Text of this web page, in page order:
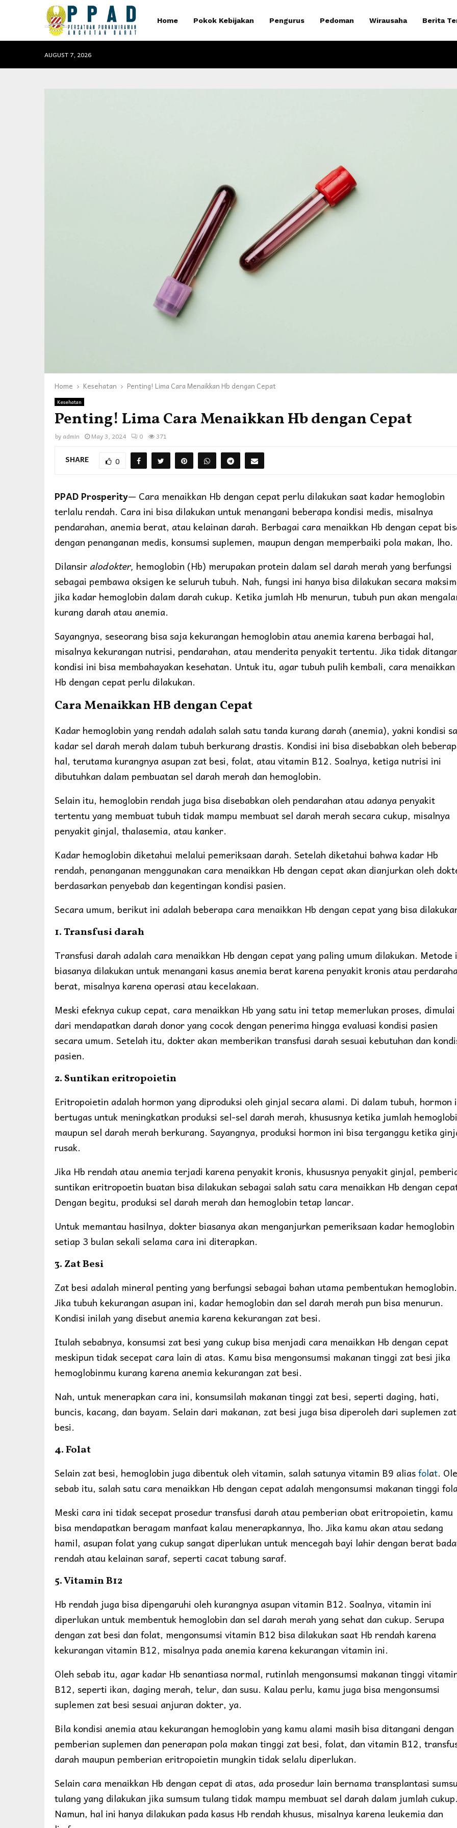
Home Pokok Kebijakan Pengurus Pedoman Wirausaha Berita
AUGUST 7, 2026
Home Kesehatan Penting! Lima Cara Menaikkan Hb dengan Cepat
Kesehatan
Penting! Lima Cara Menaikkan Hb dengan Cepat
by admin May 3, 2024 0 371
SHARE 0
PPAD Prosperity— Cara menaikkan Hb dengan cepat perlu dilakukan saat kadar hemoglobin
terlalu rendah. Cara ini bisa dilakukan untuk menangani beberapa kondisi medis, misalnya
pendarahan, anemia berat, atau kelainan darah. Berbagai cara menaikkan Hb dengan cepat
dengan penanganan medis, konsumsi suplemen, maupun dengan memperbaiki pola makan, lho.
Dilansir alodokter, hemoglobin (Hb) merupakan protein dalam sel darah merah yang berfungsi
sebagai pembawa oksigen ke seluruh tubuh. Nah, fungsi ini hanya bisa dilakukan secara
jika kadar hemoglobin dalam darah cukup. Ketika jumlah Hb menurun, tubuh pun akan
kurang darah atau anemia.
Sayangnya, seseorang bisa saja kekurangan hemoglobin atau anemia karena berbagai hal,
misalnya kekurangan nutrisi, pendarahan, atau menderita penyakit tertentu. Jika tidak
kondisi ini bisa membahayakan kesehatan. Untuk itu, agar tubuh pulih kembali, cara menaikkan
Hb dengan cepat perlu dilakukan.
Cara Menaikkan HB dengan Cepat
Kadar hemoglobin yang rendah adalah salah satu tanda kurang darah (anemia), yakni kondisi
kadar sel darah merah dalam tubuh berkurang drastis. Kondisi ini bisa disebabkan oleh
hal, terutama kurangnya asupan zat besi, folat, atau vitamin B12. Soalnya, ketiga nutrisi ini
dibutuhkan dalam pembuatan sel darah merah dan hemoglobin.
Selain itu, hemoglobin rendah juga bisa disebabkan oleh pendarahan atau adanya penyakit
tertentu yang membuat tubuh tidak mampu membuat sel darah merah secara cukup, misalnya
penyakit ginjal, thalasemia, atau kanker.
Kadar hemoglobin diketahui melalui pemeriksaan darah. Setelah diketahui bahwa kadar Hb
rendah, penanganan menggunakan cara menaikkan Hb dengan cepat akan dianjurkan oleh
berdasarkan penyebab dan kegentingan kondisi pasien.
Secara umum, berikut ini adalah beberapa cara menaikkan Hb dengan cepat yang bisa
1. Transfusi darah
Transfusi darah adalah cara menaikkan Hb dengan cepat yang paling umum dilakukan. Metode
biasanya dilakukan untuk menangani kasus anemia berat karena penyakit kronis atau
berat, misalnya karena operasi atau kecelakaan.
Meski efeknya cukup cepat, cara menaikkan Hb yang satu ini tetap memerlukan proses, dimulai
dari mendapatkan darah donor yang cocok dengan penerima hingga evaluasi kondisi pasien
secara umum. Setelah itu, dokter akan memberikan transfusi darah sesuai kebutuhan dan
pasien.
2. Suntikan eritropoietin
Eritropoietin adalah hormon yang diproduksi oleh ginjal secara alami. Di dalam tubuh, hormon
bertugas untuk meningkatkan produksi sel-sel darah merah, khususnya ketika jumlah
maupun sel darah merah berkurang. Sayangnya, produksi hormon ini bisa terganggu ketika
rusak.
Jika Hb rendah atau anemia terjadi karena penyakit kronis, khususnya penyakit ginjal,
suntikan eritropoetin buatan bisa dilakukan sebagai salah satu cara menaikkan Hb dengan
Dengan begitu, produksi sel darah merah dan hemoglobin tetap lancar.
Untuk memantau hasilnya, dokter biasanya akan menganjurkan pemeriksaan kadar hemoglobin
setiap 3 bulan sekali selama cara ini diterapkan.
3. Zat Besi
Zat besi adalah mineral penting yang berfungsi sebagai bahan utama pembentukan hemoglobin.
Jika tubuh kekurangan asupan ini, kadar hemoglobin dan sel darah merah pun bisa menurun.
Kondisi inilah yang disebut anemia karena kekurangan zat besi.
Itulah sebabnya, konsumsi zat besi yang cukup bisa menjadi cara menaikkan Hb dengan cepat
meskipun tidak secepat cara lain di atas. Kamu bisa mengonsumsi makanan tinggi zat besi jika
hemoglobinmu kurang karena anemia kekurangan zat besi.
Nah, untuk menerapkan cara ini, konsumsilah makanan tinggi zat besi, seperti daging, hati,
buncis, kacang, dan bayam. Selain dari makanan, zat besi juga bisa diperoleh dari suplemen zat
besi.
4. Folat
Selain zat besi, hemoglobin juga dibentuk oleh vitamin, salah satunya vitamin B9 aliasfolat.
sebab itu, salah satu cara menaikkan Hb dengan cepat adalah mengonsumsi makanan tinggi
Meski cara ini tidak secepat prosedur transfusi darah atau pemberian obat eritropoietin, kamu
bisa mendapatkan beragam manfaat kalau menerapkannya, lho. Jika kamu akan atau sedang
hamil, asupan folat yang cukup sangat diperlukan untuk mencegah bayi lahir dengan berat
rendah atau kelainan saraf, seperti cacat tabung saraf.
5. Vitamin B12
Hb rendah juga bisa dipengaruhi oleh kurangnya asupan vitamin B12. Soalnya, vitamin ini
diperlukan untuk membentuk hemoglobin dan sel darah merah yang sehat dan cukup. Serupa
dengan zat besi dan folat, mengonsumsi vitamin B12 bisa dilakukan saat Hb rendah karena
kekurangan vitamin B12, misalnya pada anemia karena kekurangan vitamin ini.
Oleh sebab itu, agar kadar Hb senantiasa normal, rutinlah mengonsumsi makanan tinggi
B12, seperti ikan, daging merah, telur, dan susu. Kalau perlu, kamu juga bisa mengonsumsi
suplemen zat besi sesuai anjuran dokter, ya.
Bila kondisi anemia atau kekurangan hemoglobin yang kamu alami masih bisa ditangani dengan
pemberian suplemen dan penerapan pola makan tinggi zat besi, folat, dan vitamin B12,
darah maupun pemberian eritropoietin mungkin tidak selalu diperlukan.
Selain cara menaikkan Hb dengan cepat di atas, ada prosedur lain bernama transplantasi
tulang yang dilakukan jika sumsum tulang tidak mampu membuat sel darah dalam jumlah cukup.
Namun, hal ini hanya dilakukan pada kasus Hb rendah khusus, misalnya karena leukemia dan